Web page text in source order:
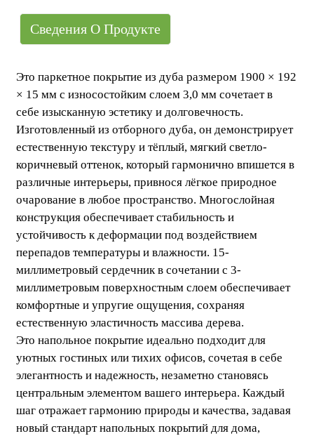
Сведения О Продукте
Это паркетное покрытие из дуба размером 1900 × 192
× 15 мм с износостойким слоем 3,0 мм сочетает в
себе изысканную эстетику и долговечность.
Изготовленный из отборного дуба, он демонстрирует
естественную текстуру и тёплый, мягкий светло-
коричневый оттенок, который гармонично впишется в
различные интерьеры, привнося лёгкое природное
очарование в любое пространство. Многослойная
конструкция обеспечивает стабильность и
устойчивость к деформации под воздействием
перепадов температуры и влажности. 15-
миллиметровый сердечник в сочетании с 3-
миллиметровым поверхностным слоем обеспечивает
комфортные и упругие ощущения, сохраняя
естественную эластичность массива дерева.
Это напольное покрытие идеально подходит для
уютных гостиных или тихих офисов, сочетая в себе
элегантность и надежность, незаметно становясь
центральным элементом вашего интерьера. Каждый
шаг отражает гармонию природы и качества, задавая
новый стандарт напольных покрытий для дома,